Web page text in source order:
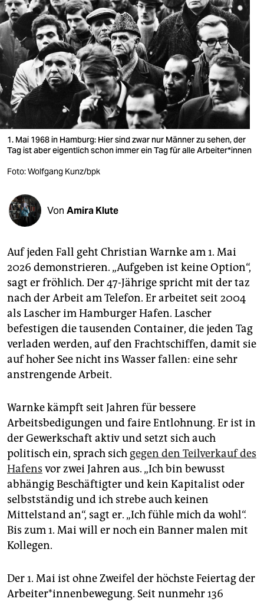
berlin
nord
wahrheit
verlag
verlag
veranstaltungen
shop
fragen & hilfe
unterstützen
abo
genossenschaft
epaper login
1. Mai 1968 in Hamburg: Hier sind zwar nur Männer zu sehen, der
Tag ist aber eigentlich schon immer ein Tag für alle Ar­bei­te­r*in­nen
Foto: Wolfgang Kunz/bpk
Von Amira Klute
Auf jeden Fall geht Christian Warnke am 1. Mai
2026 demonstrieren. „Aufgeben ist keine Option“,
sagt er fröhlich. Der 47-Jährige spricht mit der taz
nach der Arbeit am Telefon. Er arbeitet seit 2004
als Lascher im Hamburger Hafen. Lascher
befestigen die tausenden Container, die jeden Tag
verladen werden, auf den Frachtschiffen, damit sie
auf hoher See nicht ins Wasser fallen: eine sehr
anstrengende Arbeit.
Warnke kämpft seit Jahren für bessere
Arbeitsbedigungen und faire Entlohnung. Er ist in
der Gewerkschaft aktiv und setzt sich auch
politisch ein, sprach sich gegen den Teilverkauf des
Hafens vor zwei Jahren aus. „Ich bin bewusst
abhängig Beschäftigter und kein Kapitalist oder
selbstständig und ich strebe auch keinen
Mittelstand an“, sagt er. „Ich fühle mich da wohl“.
Bis zum 1. Mai will er noch ein Banner malen mit
Kollegen.
Der 1. Mai ist ohne Zweifel der höchste Feiertag der
Arbeiter*innenbewegung. Seit nunmehr 136